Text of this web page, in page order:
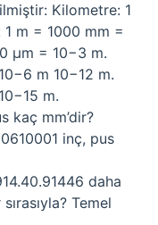
Kilometre: 1
m = 1000 mm =
µm = 10−3 m.
m 10−12 m.
m.
kaç mm’dir?
inç, pus
daha
Temel